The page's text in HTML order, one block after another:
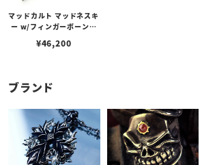
マッドカルト マッドネスキ
ー w/フィンガーボーンク
¥46,200
ブランド